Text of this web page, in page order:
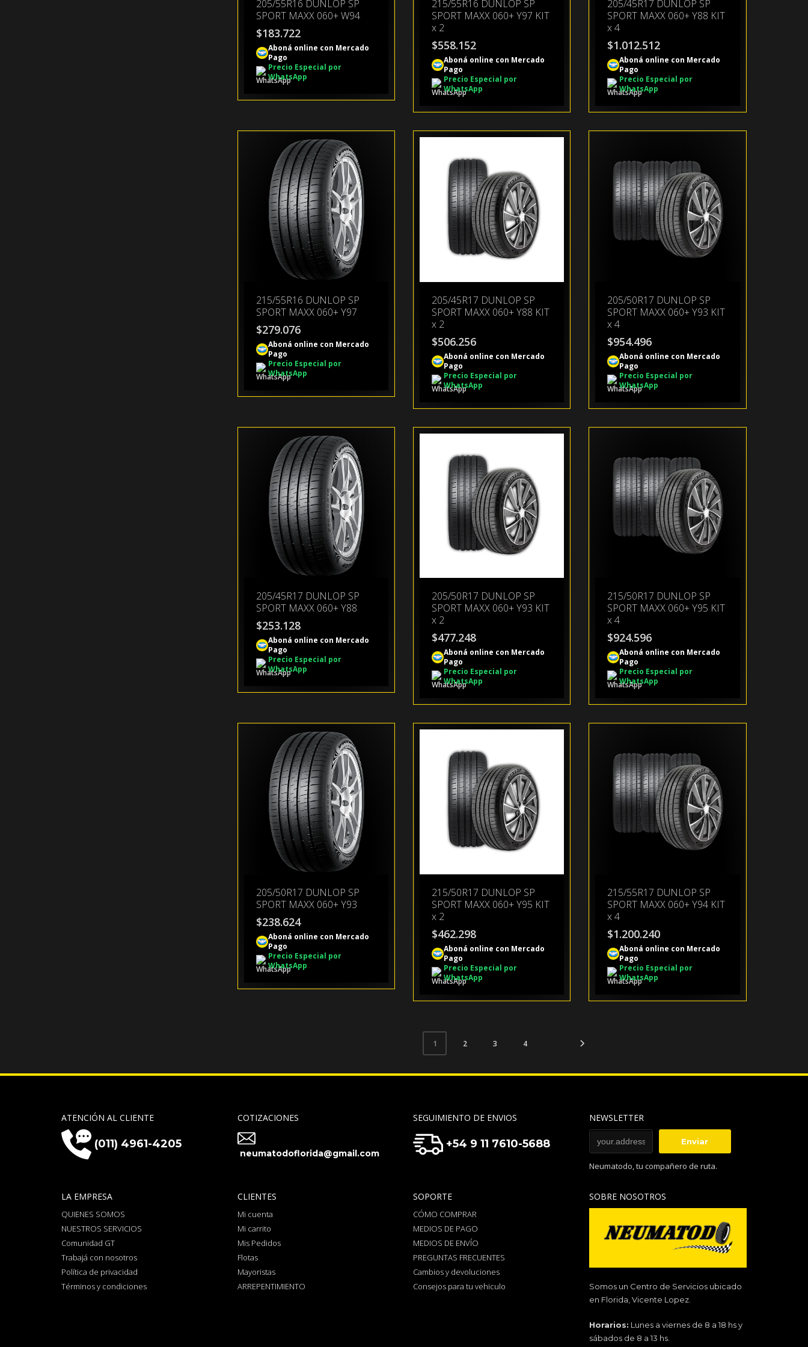
205/55R16 DUNLOP SP
SPORT MAXX 060+ W94
$183.722
Aboná online con Mercado
Pago
Precio Especial por
WhatsApp
215/55R16 DUNLOP SP
SPORT MAXX 060+ Y97 KIT
x 2
$558.152
Aboná online con Mercado
Pago
Precio Especial por
WhatsApp
205/45R17 DUNLOP SP
SPORT MAXX 060+ Y88 KIT
x 4
$1.012.512
Aboná online con Mercado
Pago
Precio Especial por
WhatsApp
215/55R16 DUNLOP SP
SPORT MAXX 060+ Y97
$279.076
Aboná online con Mercado
Pago
Precio Especial por
WhatsApp
205/45R17 DUNLOP SP
SPORT MAXX 060+ Y88 KIT
x 2
$506.256
Aboná online con Mercado
Pago
Precio Especial por
WhatsApp
205/50R17 DUNLOP SP
SPORT MAXX 060+ Y93 KIT
x 4
$954.496
Aboná online con Mercado
Pago
Precio Especial por
WhatsApp
205/45R17 DUNLOP SP
SPORT MAXX 060+ Y88
$253.128
Aboná online con Mercado
Pago
Precio Especial por
WhatsApp
205/50R17 DUNLOP SP
SPORT MAXX 060+ Y93 KIT
x 2
$477.248
Aboná online con Mercado
Pago
Precio Especial por
WhatsApp
215/50R17 DUNLOP SP
SPORT MAXX 060+ Y95 KIT
x 4
$924.596
Aboná online con Mercado
Pago
Precio Especial por
WhatsApp
205/50R17 DUNLOP SP
SPORT MAXX 060+ Y93
$238.624
Aboná online con Mercado
Pago
Precio Especial por
WhatsApp
215/50R17 DUNLOP SP
SPORT MAXX 060+ Y95 KIT
x 2
$462.298
Aboná online con Mercado
Pago
Precio Especial por
WhatsApp
215/55R17 DUNLOP SP
SPORT MAXX 060+ Y94 KIT
x 4
$1.200.240
Aboná online con Mercado
Pago
Precio Especial por
WhatsApp
1 2 3 4
ATENCIÓN AL CLIENTE
(011) 4961-4205
COTIZACIONES
neumatodoflorida@gmail.com
SEGUIMIENTO DE ENVIOS
+54 9 11 7610-5688
NEWSLETTER
Neumatodo, tu compañero de ruta.
LA EMPRESA
QUIENES SOMOS
NUESTROS SERVICIOS
Comunidad GT
Trabajá con nosotros
Política de privacidad
Términos y condiciones
CLIENTES
Mi cuenta
Mi carrito
Mis Pedidos
Flotas
Mayoristas
ARREPENTIMIENTO
SOPORTE
CÓMO COMPRAR
MEDIOS DE PAGO
MEDIOS DE ENVÍO
PREGUNTAS FRECUENTES
Cambios y devoluciones
Consejos para tu vehiculo
SOBRE NOSOTROS
Somos un Centro de Servicios ubicado
en Florida, Vicente Lopez.
Horarios: Lunes a viernes de 8 a 18 hs y
sábados de 8 a 13 hs.